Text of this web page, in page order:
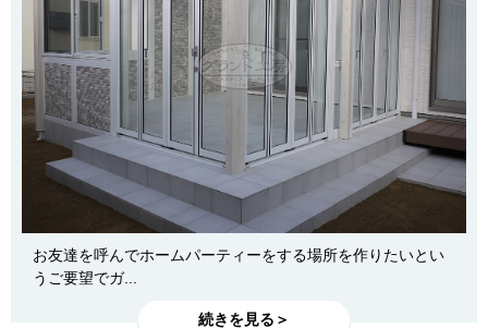
お友達を呼んでホームパーティーをする場所を作りたいとい
うご要望でガ...
続きを見る＞